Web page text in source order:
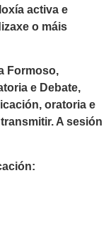
activa e
o máis
Formoso,
e Debate,
oratoria e
A sesión
: